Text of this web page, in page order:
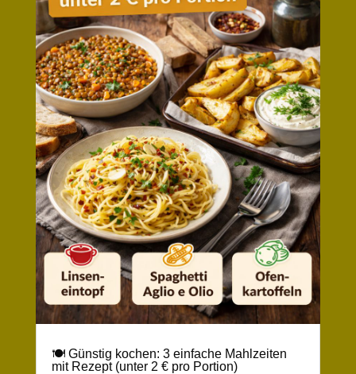
🍽️ Günstig kochen: 3 einfache Mahlzeiten
mit Rezept (unter 2 € pro Portion)